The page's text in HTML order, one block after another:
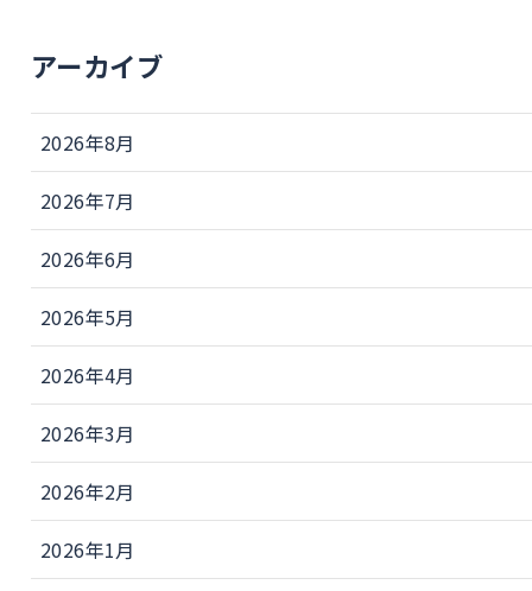
アーカイブ
2026年8月
2026年7月
2026年6月
2026年5月
2026年4月
2026年3月
2026年2月
2026年1月